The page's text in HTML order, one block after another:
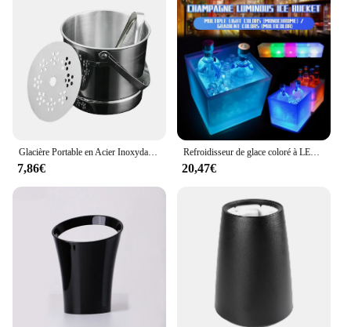
7,86€
Refroidisseur de glace coloré à LED, double couche, carré, barre de glace, boîte de nuit, Champagne, whisky, bière, E27, 3,5 l
20,47€